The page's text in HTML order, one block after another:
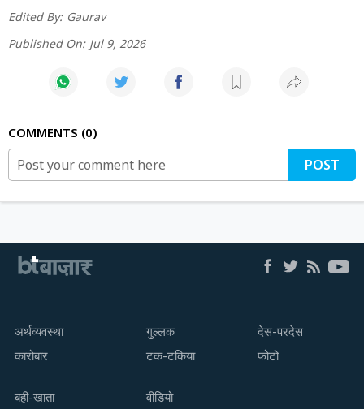
Edited By: Gaurav
Published On: Jul 9, 2026
COMMENTS 0
POST
अर्थव्यवस्था
कारोबार
गुल्लक
टक-टकिया
देस-परदेस
फोटो
बही-खाता वीडियो